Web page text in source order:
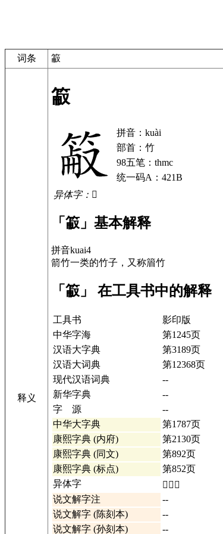
词条 䈛
释义
䈛
拼音：kuài
部首：竹
98五笔：thmc
统一码A：421B
异体字：𥲖
「䈛」基本解释
拼音kuai4
箭竹一类的竹子，又称篃竹
「䈛」 在工具书中的解释
工具书 影印版
中华字海
第1245页
汉语大字典
第3189页
汉语大词典
第12368页
现代汉语词典
--
新华字典
--
字 源
--
中华大字典
第1787页
康熙字典 (内府)
第2130页
康熙字典 (同文)
第892页
康熙字典 (标点)
第852页
异体字
𥲖详情
说文解字注
--
说文解字 (陈刻本)
--
说文解字 (孙刻本)
--